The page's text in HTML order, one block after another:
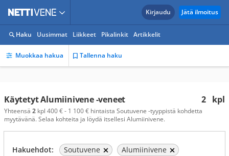
Kirjaudu Jätä ilmoitus
Haku Uusimmat Liikkeet Pikalinkit Artikkelit
Muokkaa hakua Tallenna haku
2 kpl
Käytetyt Alumiinivene -veneet
Yhteensä 2 kpl 400 € - 1 100 € hintaista Soutuvene -tyyppistä kohdetta
myytävänä. Selaa kohteita ja löydä itsellesi Alumiinivene.
Hakuehdot: Soutuvene Alumiinivene